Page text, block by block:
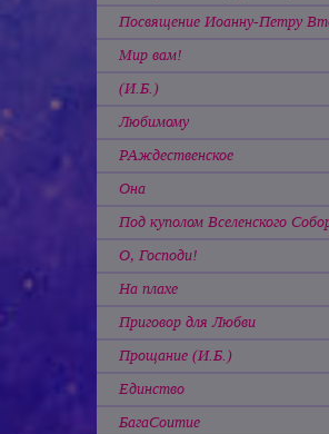
Посвящение Иоанну-Петру
Мир вам!
(И.Б.)
Любимому
РАждественское
Она
Под куполом Вселенского
О, Господи!
На плахе
Приговор для Любви
Прощание (И.Б.)
Единство
БагаСоитие